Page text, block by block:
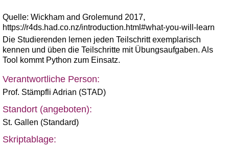
Quelle: Wickham and Grolemund 2017,
https://r4ds.had.co.nz/introduction.html#what-you-will-learn
Die Studierenden lernen jeden Teilschritt exemplarisch
kennen und üben die Teilschritte mit Übungsaufgaben. Als
Tool kommt Python zum Einsatz.
Verantwortliche Person:
Prof. Stämpfli Adrian (STAD)
Standort (angeboten):
St. Gallen (Standard)
Skriptablage: